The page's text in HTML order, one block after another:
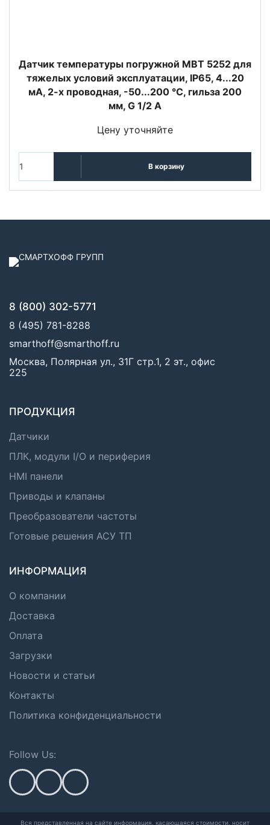
Датчик температуры погружной MBT 5252 для
тяжелых условий эксплуатации, IP65, 4...20
мА, 2-х проводная, -50...200 °C, гильза 200
мм, G 1/2 А
Цену уточняйте
В корзину
8 (800) 302-5771
8 (495) 781-8288
smarthoff@smarthoff.ru
Москва, Полярная ул., 31Г стр.1, 2 эт., офис
225
ПРОДУКЦИЯ
Датчики
ПЛК, модули I/O и периферия
HMI панели
Приводы и клапаны
Преобразователи частоты
Готовые решения АСУ ТП
ИНФОРМАЦИЯ
О компании
Доставка
Оплата
Загрузки
Новости и статьи
Контакты
Политика конфиденциальности
Follow Us:
Вся представленная на сайте информация, касающаяся стоимости, носит